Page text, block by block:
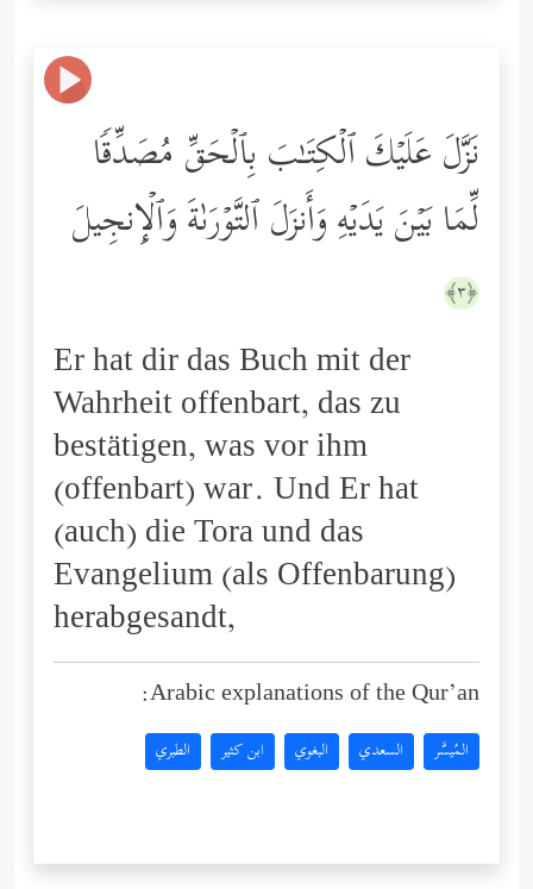
نَزَّلَ عَلَیۡكَ ٱلۡكِتَـٰبَ بِٱلۡحَقِّ مُصَدِّقࣰا
لِّمَا بَیۡنَ یَدَیۡهِ وَأَنزَلَ ٱلتَّوۡرَىٰةَ وَٱلۡإِنجِیلَ
﴿٣﴾
Er hat dir das Buch mit der
Wahrheit offenbart, das zu
bestätigen, was vor ihm
(offenbart) war. Und Er hat
(auch) die Tora und das
Evangelium (als Offenbarung)
herabgesandt,
Arabic explanations of the Qur’an:
المُيسَّر السعدي البغوي ابن كثير الطبري